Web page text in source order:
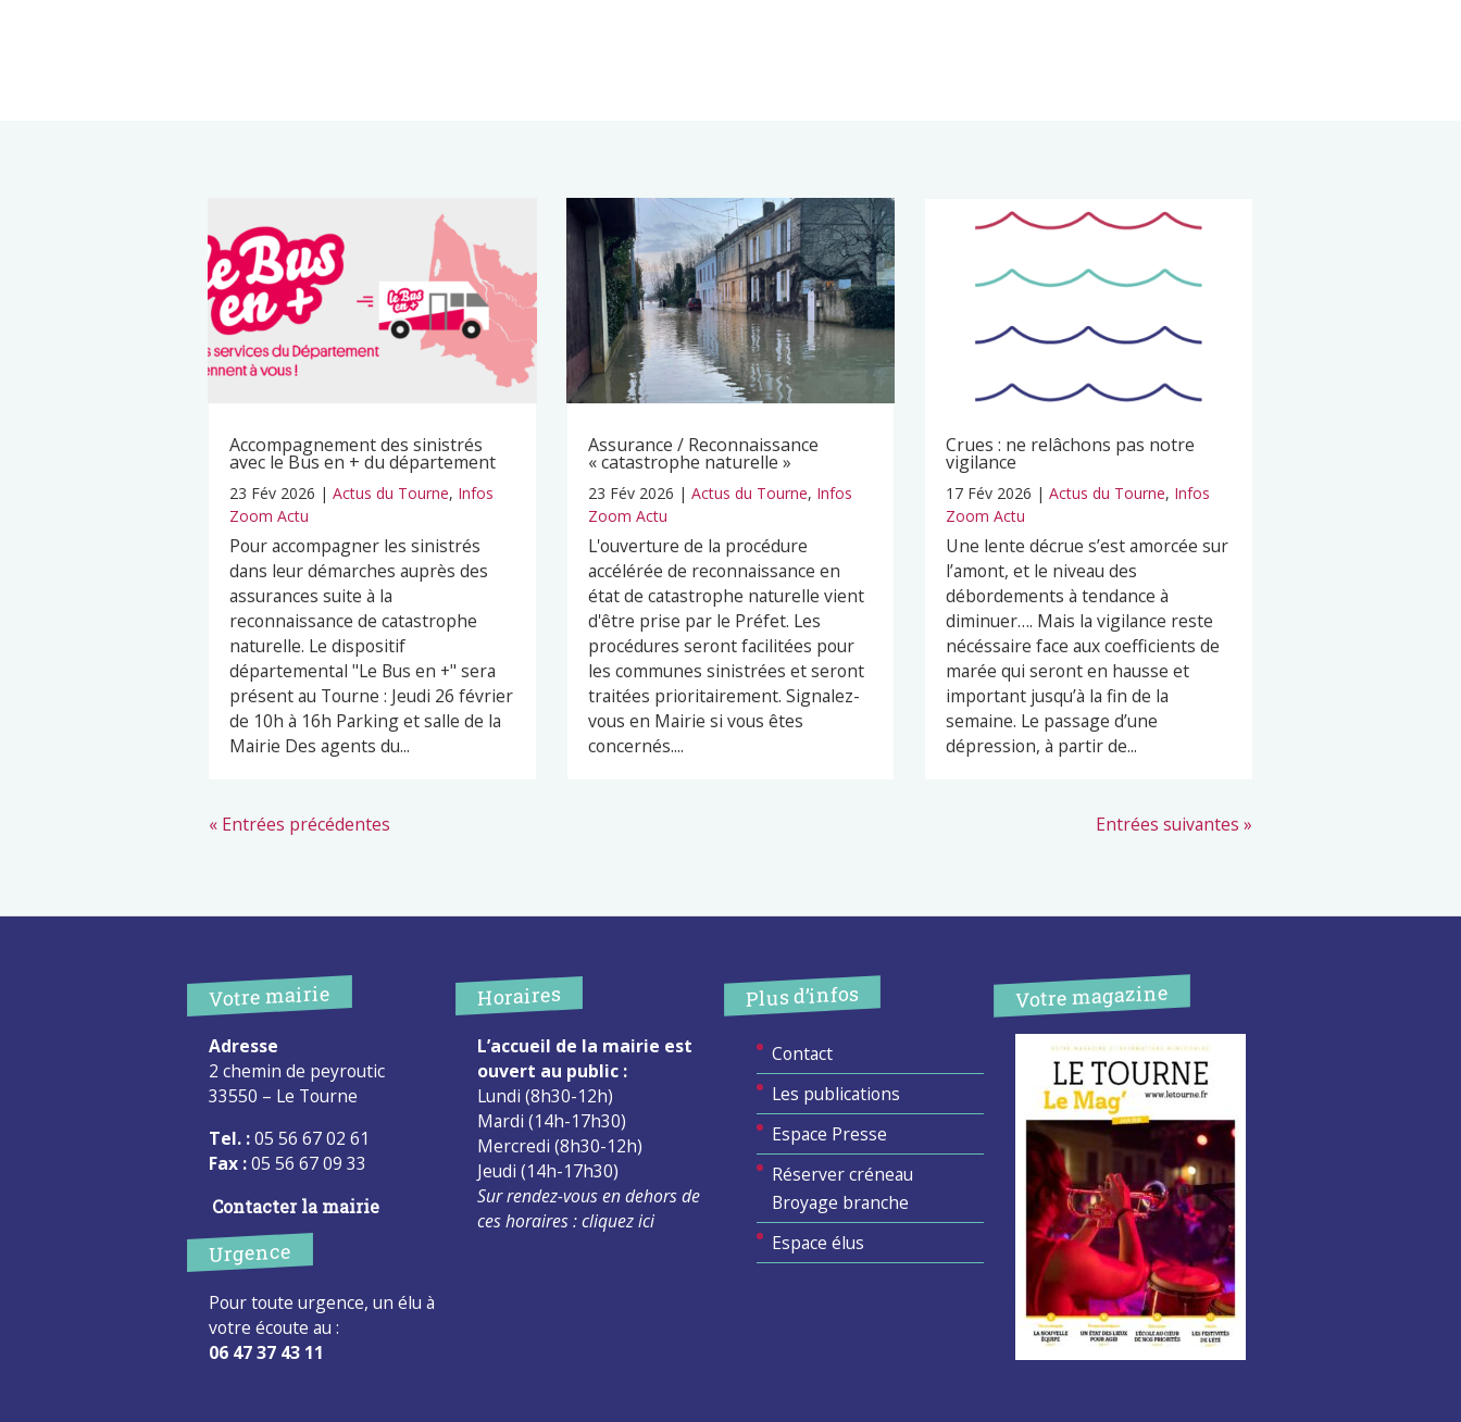
Accompagnement des sinistrés
avec le Bus en + du département
23 Fév 2026 | Actus du Tourne, Infos
Zoom Actu
Pour accompagner les sinistrés
dans leur démarches auprès des
assurances suite à la
reconnaissance de catastrophe
naturelle. Le dispositif
départemental "Le Bus en +" sera
présent au Tourne : Jeudi 26 février
de 10h à 16h Parking et salle de la
Mairie Des agents du...
Assurance / Reconnaissance
« catastrophe naturelle »
23 Fév 2026 | Actus du Tourne, Infos
Zoom Actu
L'ouverture de la procédure
accélérée de reconnaissance en
état de catastrophe naturelle vient
d'être prise par le Préfet. Les
procédures seront facilitées pour
les communes sinistrées et seront
traitées prioritairement. Signalez-
vous en Mairie si vous êtes
concernés....
Crues : ne relâchons pas notre
vigilance
17 Fév 2026 |Actus du Tourne, Infos
Zoom Actu
Une lente décrue s’est amorcée sur
l’amont, et le niveau des
débordements à tendance à
diminuer…. Mais la vigilance reste
nécéssaire face aux coefficients de
marée qui seront en hausse et
important jusqu’à la fin de la
semaine. Le passage d’une
dépression, à partir de...
« Entrées précédentes Entrées suivantes »
Votre mairie
Adresse
2 chemin de peyroutic
33550 – Le Tourne
Tel. :05 56 67 02 61
Fax :05 56 67 09 33
Contacter la mairie
Urgence
Pour toute urgence, un élu à
votre écoute au :
06 47 37 43 11
Horaires
L’accueil de la mairie est
ouvert au public :
Lundi (8h30-12h)
Mardi (14h-17h30)
Mercredi (8h30-12h)
Jeudi (14h-17h30)
Sur rendez-vous en dehors de
ces horaires :cliquez ici
Plus d’infos
Contact
Les publications
Espace Presse
Réserver créneau
Broyage branche
Espace élus
Votre magazine